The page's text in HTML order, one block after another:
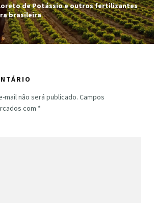
de Potássio e outros fertilizantes
brasileira
mail não será publicado. Campos
com *